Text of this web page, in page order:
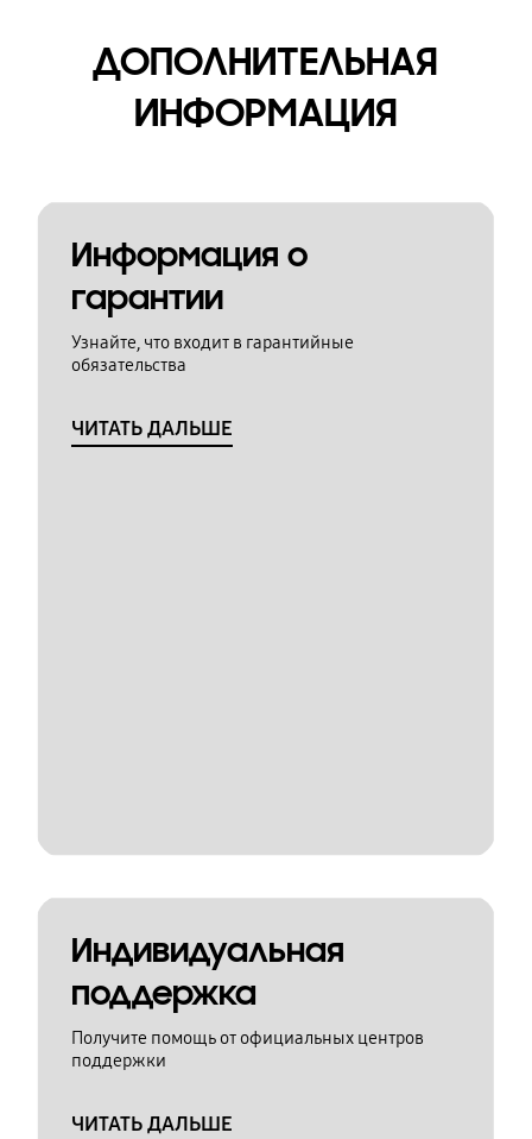
ДОПОЛНИТЕЛЬНАЯ
ИНФОРМАЦИЯ
Информация о
гарантии
Узнайте, что входит в гарантийные
обязательства
ЧИТАТЬ ДАЛЬШЕ
Индивидуальная
поддержка
Получите помощь от официальных центров
поддержки
ЧИТАТЬ ДАЛЬШЕ